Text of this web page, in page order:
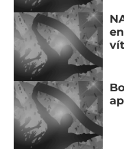
ATLÉTICO
MG
CRUZEIRO